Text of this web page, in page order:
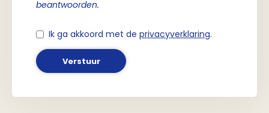
beantwoorden.
Ik ga akkoord met de privacyverklaring.
Verstuur